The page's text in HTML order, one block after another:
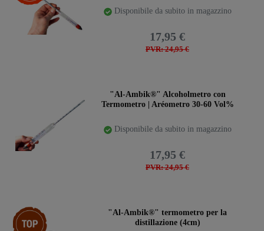
Disponibile da subito in magazzino
PVR: 24,95 €
17,95 €
"Al-Ambik®" Alcoholmetro con
Termometro | Aréometro 30-60 Vol%
Disponibile da subito in magazzino
PVR: 24,95 €
17,95 €
Ceres::Template.storeSpecialTop"Al-Ambik®" termometro per la
distillazione (4cm)